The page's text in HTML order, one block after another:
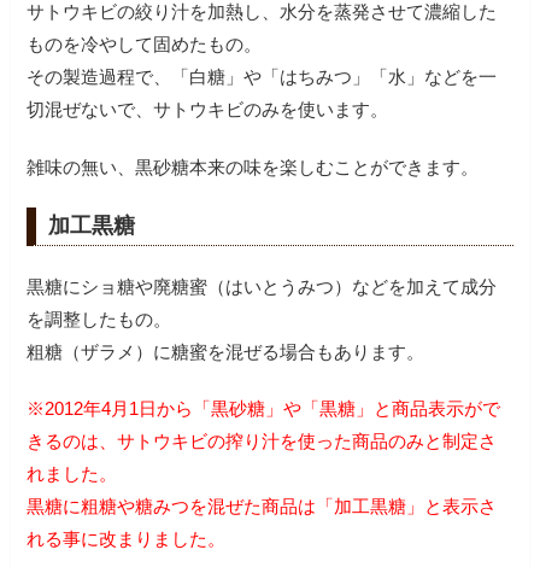
サトウキビの絞り汁を加熱し、水分を蒸発させて濃縮した
ものを冷やして固めたもの。
その製造過程で、「白糖」や「はちみつ」「水」などを一
切混ぜないで、サトウキビのみを使います。
雑味の無い、黒砂糖本来の味を楽しむことができます。
加工黒糖
黒糖にショ糖や廃糖蜜（はいとうみつ）などを加えて成分
を調整したもの。
粗糖（ザラメ）に糖蜜を混ぜる場合もあります。
※2012年4月1日から「黒砂糖」や「黒糖」と商品表示がで
きるのは、サトウキビの搾り汁を使った商品のみと制定さ
れました。
黒糖に粗糖や糖みつを混ぜた商品は「加工黒糖」と表示さ
れる事に改まりました。